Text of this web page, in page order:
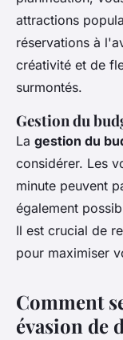
attractions
réservations à
créativité et de
surmontés.
Gestion du
La gestion du
considérer. Les
minute peuvent
également
Il est crucial de
pour maximiser
Comment
évasion de